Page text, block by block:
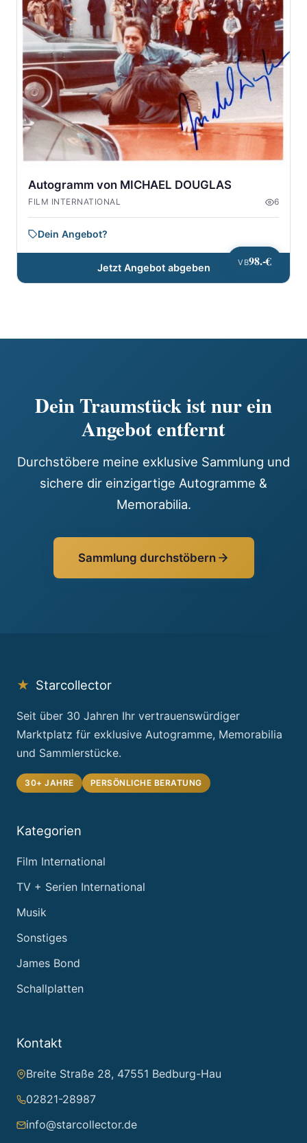
VB98.-€
Autogramm von MICHAEL DOUGLAS
FILM INTERNATIONAL 6
Dein Angebot?
Jetzt Angebot abgeben
Dein Traumstück ist nur ein
Angebot entfernt
Durchstöbere meine exklusive Sammlung und
sichere dir einzigartige Autogramme &
Memorabilia.
Sammlung durchstöbern
★ Starcollector
Seit über 30 Jahren Ihr vertrauenswürdiger
Marktplatz für exklusive Autogramme, Memorabilia
und Sammlerstücke.
30+ JAHRE PERSÖNLICHE BERATUNG
Kategorien
Film International
TV + Serien International
Musik
Sonstiges
James Bond
Schallplatten
Kontakt
Breite Straße 28, 47551 Bedburg-Hau
02821-28987
info@starcollector.de